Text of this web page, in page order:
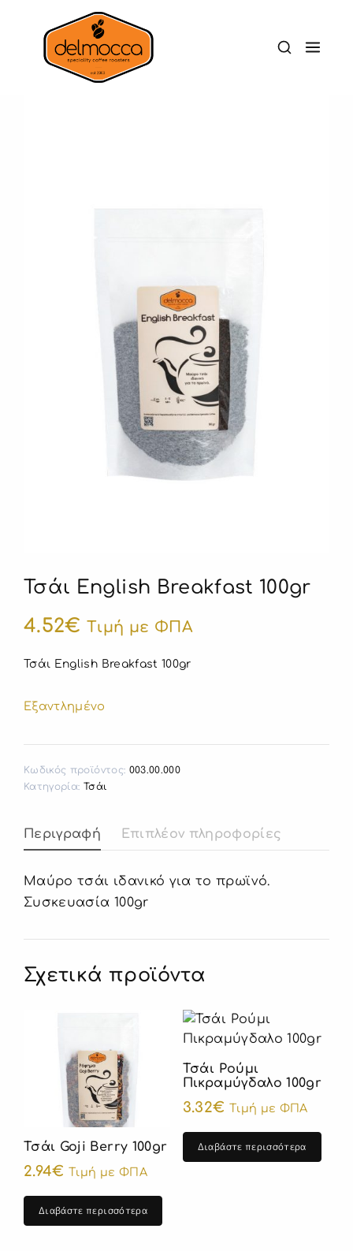
Τσάι English Breakfast 100gr
4.52€ Τιμή με ΦΠΑ
Τσάι English Breakfast 100gr
Εξαντλημένο
Κωδικός προϊόντος: 003.00.000
Κατηγορία: Τσάι
Περιγραφή Επιπλέον πληροφορίες
Μαύρο τσάι ιδανικό για το πρωϊνό.
Συσκευασία 100gr
Σχετικά προϊόντα
Τσάι Goji Berry 100gr
2.94€ Τιμή με ΦΠΑ
Διαβάστε περισσότερα
Τσάι Ρούμι
Πικραμύγδαλο 100gr
3.32€ Τιμή με ΦΠΑ
Διαβάστε περισσότερα